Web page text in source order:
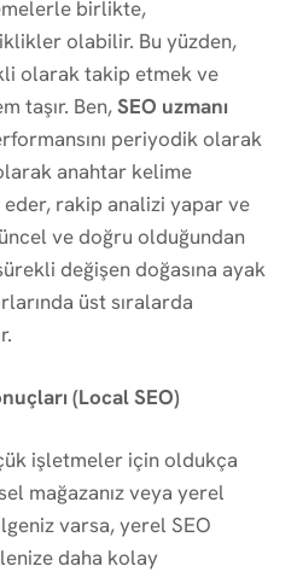
birlikte,
olabilir. Bu yüzden,
olarak takip etmek ve
taşır. Ben,SEO uzmanı
periyodik olarak
anahtar kelime
eder, rakip analizi yapar ve
ve doğru olduğundan
değişen doğasına ayak
üst sıralarda
(Local SEO)
işletmeler için oldukça
mağazanız veya yerel
varsa, yerel SEO
daha kolay